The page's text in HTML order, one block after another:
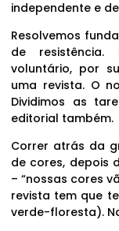
independente e
Resolvemos
de
voluntário, por
uma revista. O
Dividimos as
editorial também.
Correr atrás da
de cores, depois
– “nossas cores
revista tem que
verde-floresta).